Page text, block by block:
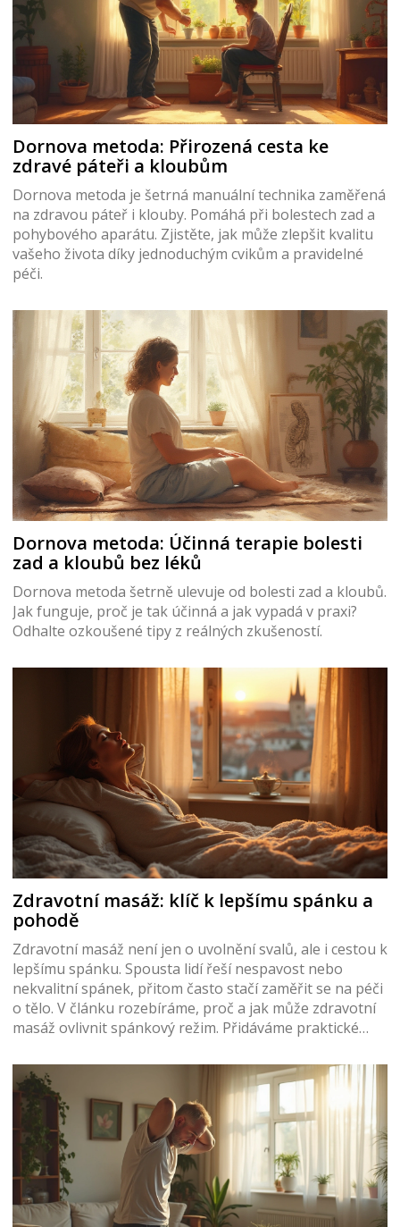
Dornova metoda: Přirozená cesta ke
zdravé páteři a kloubům
Dornova metoda je šetrná manuální technika zaměřená
na zdravou páteř i klouby. Pomáhá při bolestech zad a
pohybového aparátu. Zjistěte, jak může zlepšit kvalitu
vašeho života díky jednoduchým cvikům a pravidelné
péči.
Dornova metoda: Účinná terapie bolesti
zad a kloubů bez léků
Dornova metoda šetrně ulevuje od bolesti zad a kloubů.
Jak funguje, proč je tak účinná a jak vypadá v praxi?
Odhalte ozkoušené tipy z reálných zkušeností.
Zdravotní masáž: klíč k lepšímu spánku a
pohodě
Zdravotní masáž není jen o uvolnění svalů, ale i cestou k
lepšímu spánku. Spousta lidí řeší nespavost nebo
nekvalitní spánek, přitom často stačí zaměřit se na péči
o tělo. V článku rozebíráme, proč a jak může zdravotní
masáž ovlivnit spánkový režim. Přidáváme praktické
pohledu výsledků. Nechybí konkrétní příklady, jak
začlenit masáž do běžného života.